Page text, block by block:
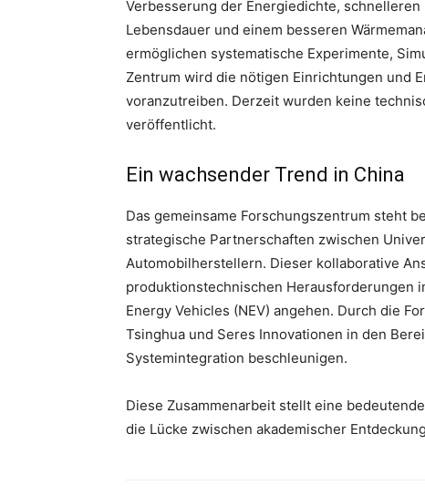
Verbesserung der Energiedichte,
Lebensdauer und einem besseren
ermöglichen systematische Experimente,
Zentrum wird die nötigen Einrichtungen und
voranzutreiben. Derzeit wurden keine
veröffentlicht.
Ein wachsender Trend in China
Das gemeinsame Forschungszentrum steht
strategische Partnerschaften zwischen
Automobilherstellern. Dieser kollaborative
produktionstechnischen Herausforderungen
Energy Vehicles (NEV) angehen. Durch die
Tsinghua und Seres Innovationen in den
Systemintegration beschleunigen.
Diese Zusammenarbeit stellt eine
die Lücke zwischen akademischer